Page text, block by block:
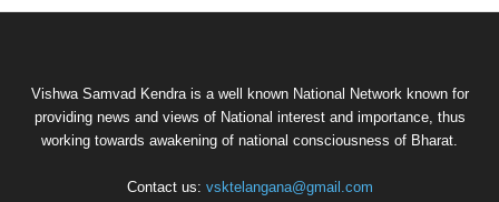
Vishwa Samvad Kendra is a well known National Network known for
providing news and views of National interest and importance, thus
working towards awakening of national consciousness of Bharat.
Contact us: vsktelangana@gmail.com